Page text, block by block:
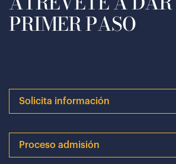
PRIMER PASO
Solicita información
Proceso admisión